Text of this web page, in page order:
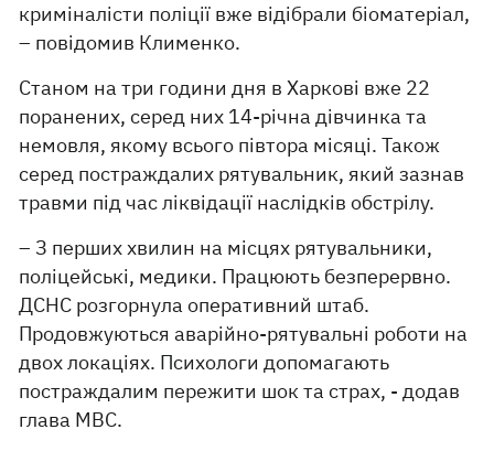
криміналісти поліції вже відібрали біоматеріал,
– повідомив Клименко.
Станом на три години дня в Харкові вже 22
поранених, серед них 14-річна дівчинка та
немовля, якому всього півтора місяці. Також
серед постраждалих рятувальник, який зазнав
травми під час ліквідації наслідків обстрілу.
– З перших хвилин на місцях рятувальники,
поліцейські, медики. Працюють безперервно.
ДСНС розгорнула оперативний штаб.
Продовжуються аварійно-рятувальні роботи на
двох локаціях. Психологи допомагають
постраждалим пережити шок та страх, - додав
глава МВС.